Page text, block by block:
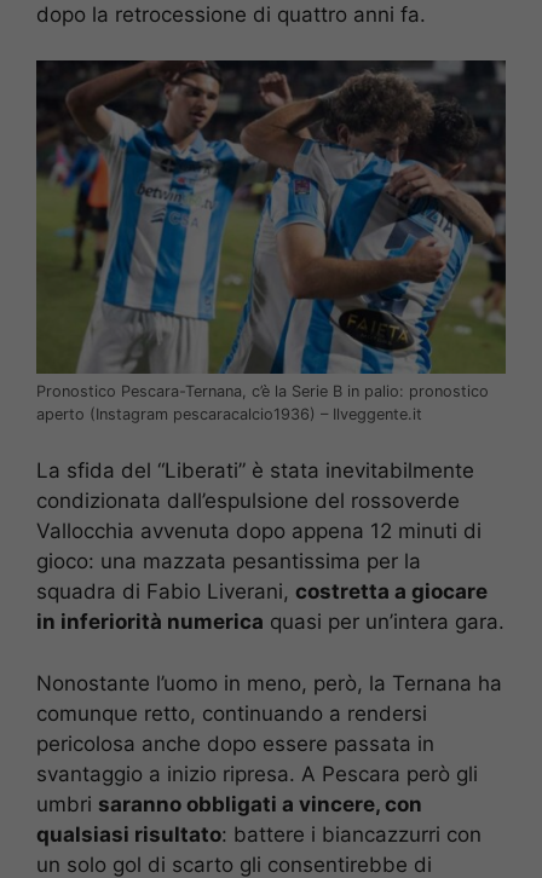
dopo la retrocessione di quattro anni fa.
Pronostico Pescara-Ternana, c’è la Serie B in palio: pronostico
aperto (Instagram pescaracalcio1936) – Ilveggente.it
La sfida del “Liberati” è stata inevitabilmente
condizionata dall’espulsione del rossoverde
Vallocchia avvenuta dopo appena 12 minuti di
gioco: una mazzata pesantissima per la
squadra di Fabio Liverani, costretta a giocare
in inferiorità numerica quasi per un’intera gara.
Nonostante l’uomo in meno, però, la Ternana ha
comunque retto, continuando a rendersi
pericolosa anche dopo essere passata in
svantaggio a inizio ripresa. A Pescara però gli
umbri saranno obbligati a vincere, con
qualsiasi risultato: battere i biancazzurri con
un solo gol di scarto gli consentirebbe di